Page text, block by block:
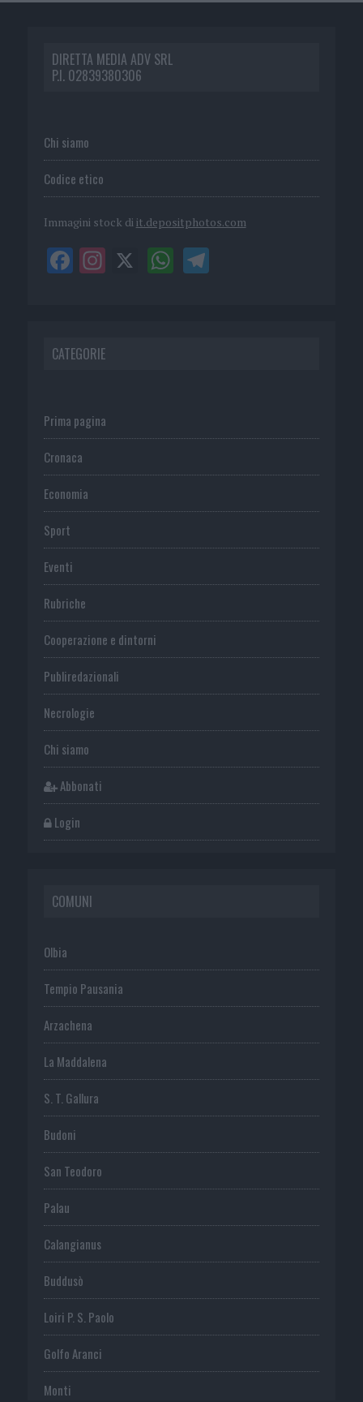
DIRETTA MEDIA ADV SRL
P.I. 02839380306
Chi siamo
Codice etico
Immagini stock di it.depositphotos.com
CATEGORIE
Prima pagina
Cronaca
Economia
Sport
Eventi
Rubriche
Cooperazione e dintorni
Publiredazionali
Necrologie
Chi siamo
Abbonati
Login
COMUNI
Olbia
Tempio Pausania
Arzachena
La Maddalena
S. T. Gallura
Budoni
San Teodoro
Palau
Calangianus
Buddusò
Loiri P. S. Paolo
Golfo Aranci
Monti